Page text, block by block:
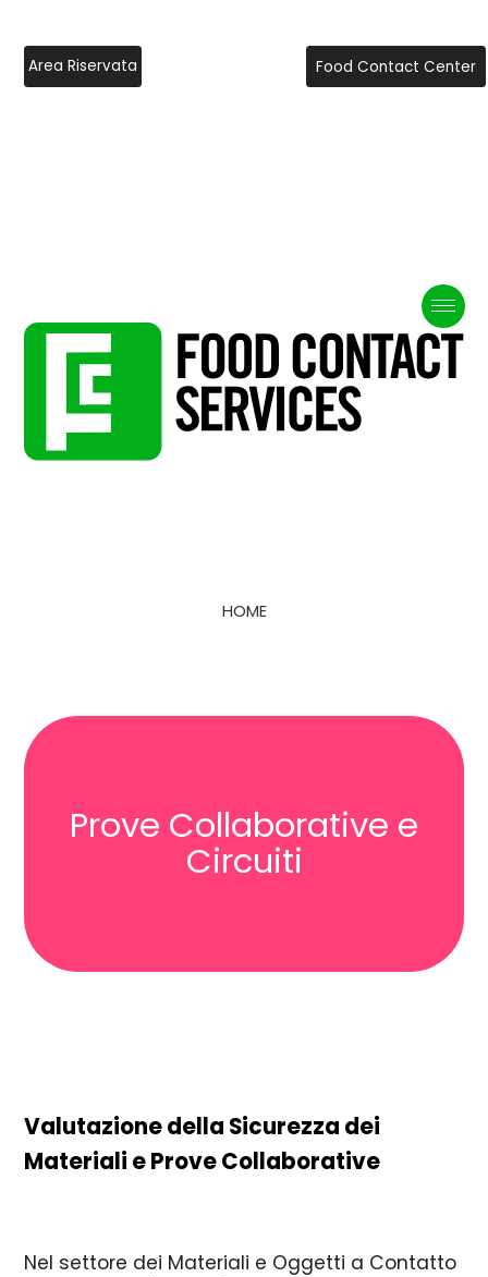
Food Contact Center
Area Riservata
HOME
Prove Collaborative e
Circuiti
Valutazione della Sicurezza dei
Materiali e Prove Collaborative
Nel settore dei Materiali e Oggetti a Contatto